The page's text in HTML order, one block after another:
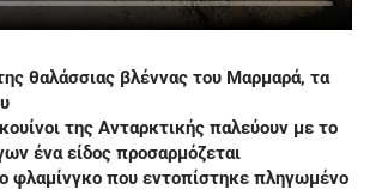
θαλάσσιας βλέννας του Μαρμαρά, τα
της Ανταρκτικής παλεύουν με το
ένα είδος προσαρμόζεται
φλαμίνγκο που εντοπίστηκε πληγωμένο